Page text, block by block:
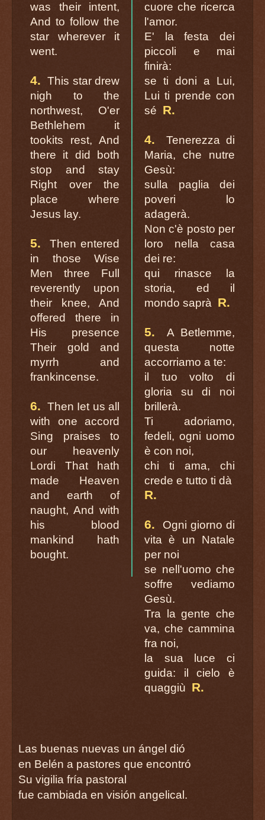
was their intent,
And to follow the
star wherever it
went.
4. This star drew
nigh to the
northwest, O'er
Bethlehem it
tookits rest, And
there it did both
stop and stay
Right over the
place where
Jesus lay.
5.
Then entered
in those Wise
Men three Full
reverently upon
their knee, And
offered there in
His presence
Their gold and
myrrh and
frankincense.
6. Then Iet us all
with one accord
Sing praises to
our heavenly
Lordi That hath
made Heaven
and earth of
naught, And with
his blood
mankind hath
bought.
cuore che ricerca
l'amor.
E' la festa dei
piccoli e mai
finirà:
se ti doni a Lui,
Lui ti prende con
sé R.
4.
Tenerezza di
Maria, che nutre
Gesù:
sulla paglia dei
poveri lo
adagerà.
Non c'è posto per
loro nella casa
dei re:
qui rinasce la
storia, ed il
mondo saprà R.
5.
A Betlemme,
questa notte
accorriamo a te:
il tuo volto di
gloria su di noi
brillerà.
Ti adoriamo,
fedeli, ogni uomo
è con noi,
chi ti ama, chi
crede e tutto ti dà
R.
6.
Ogni giorno di
vita è un Natale
per noi
se nell'uomo che
soffre vediamo
Gesù.
Tra la gente che
va, che cammina
fra noi,
la sua luce ci
guida: il cielo è
quaggiù R.
Las buenas nuevas un ángel dió
en Belén a pastores que encontró
Su vigilia fría pastoral
fue cambiada en visión angelical.